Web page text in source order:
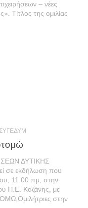
– νέες
Τίτλος της ομιλίας
ΔΥΤΙΚΗΣ
σε εκδήλωση που
11.00 πμ, στην
Π.Ε. Κοζάνης, με
στην